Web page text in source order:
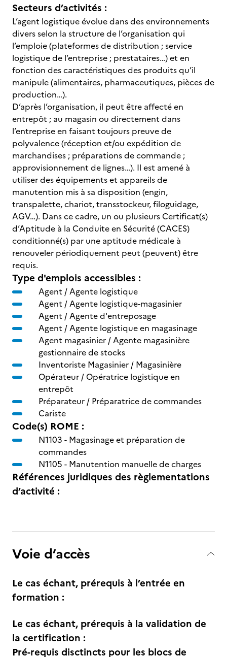
Secteurs d’activités :
L’agent logistique évolue dans des environnements
divers selon la structure de l’organisation qui
l’emploie (plateformes de distribution ; service
logistique de l’entreprise ; prestataires…) et en
fonction des caractéristiques des produits qu’il
manipule (alimentaires, pharmaceutiques, pièces de
production…).
D’après l’organisation, il peut être affecté en
entrepôt ; au magasin ou directement dans
l’entreprise en faisant toujours preuve de
polyvalence (réception et/ou expédition de
marchandises ; préparations de commande ;
approvisionnement de lignes…). Il est amené à
utiliser des équipements et appareils de
manutention mis à sa disposition (engin,
transpalette, chariot, transstockeur, filoguidage,
AGV…). Dans ce cadre, un ou plusieurs Certificat(s)
d’Aptitude à la Conduite en Sécurité (CACES)
conditionné(s) par une aptitude médicale à
renouveler périodiquement peut (peuvent) être
requis.
Type d'emplois accessibles :
Agent / Agente logistique
Agent / Agente logistique-magasinier
Agent / Agente d'entreposage
Agent / Agente logistique en magasinage
Agent magasinier / Agente magasinière
gestionnaire de stocks
Inventoriste Magasinier / Magasinière
Opérateur / Opératrice logistique en
entrepôt
Préparateur / Préparatrice de commandes
Cariste
Code(s) ROME :
N1103 - Magasinage et préparation de
commandes
N1105 - Manutention manuelle de charges
Références juridiques des règlementations
d’activité :
Voie d’accès
Le cas échant, prérequis à l’entrée en
formation :
Le cas échant, prérequis à la validation de
la certification :
Pré-requis disctincts pour les blocs de